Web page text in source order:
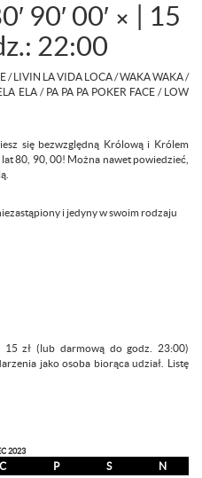
90′ 00′ ×
15
22:00
/ LIVIN LA VIDA LOCA / WAKA WAKA /
ELA / PA PA PA POKER FACE / LOW
się bezwzględną Królową i Królem
80, 90, 00! Można nawet powiedzieć,
i jedyny w swoim rodzaju
zł (lub darmową do godz. 23:00)
jako osoba biorąca udział. Listę
2023
C P S N